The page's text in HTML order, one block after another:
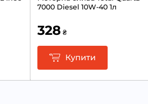
7000 Diesel 10W-40 1л
328 ₴
Купити